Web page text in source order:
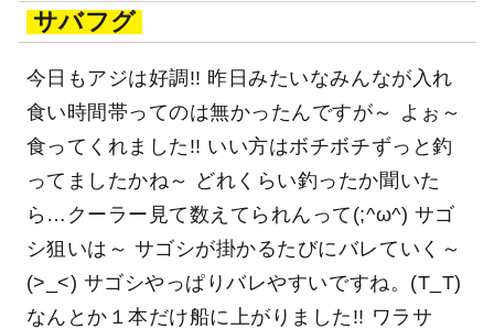
サバフグ
今日もアジは好調!! 昨日みたいなみんなが入れ
食い時間帯ってのは無かったんですが～ よぉ～
食ってくれました!! いい方はボチボチずっと釣
ってましたかね～ どれくらい釣ったか聞いた
ら…クーラー見て数えてられんって(;^ω^) サゴ
シ狙いは～ サゴシが掛かるたびにバレていく～
(>_<) サゴシやっぱりバレやすいですね。(T_T)
なんとか１本だけ船に上がりました!! ワラサ